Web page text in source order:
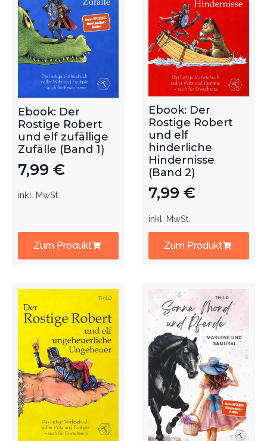
Ebook: Der
Rostige Robert
und elf zufällige
Zufälle (Band 1)
7,99 €
inkl. MwSt.
Zum Produkt
Ebook: Der
Rostige Robert
und elf
hinderliche
Hindernisse
(Band 2)
7,99 €
inkl. MwSt.
Zum Produkt